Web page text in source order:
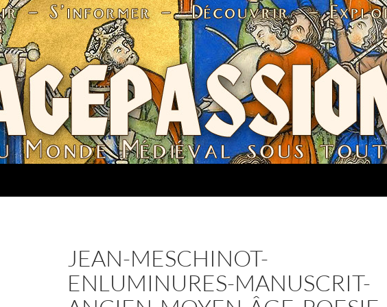
JEAN-MESCHINOT-
ENLUMINURES-MANUSCRIT-